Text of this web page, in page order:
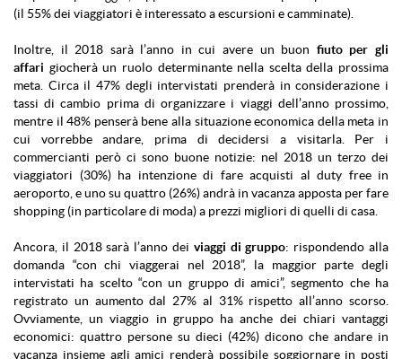
(il 55% dei viaggiatori è interessato a escursioni e camminate).
Inoltre, il 2018 sarà l’anno in cui avere un buon fiuto per gli
affari giocherà un ruolo determinante nella scelta della prossima
meta. Circa il 47% degli intervistati prenderà in considerazione i
tassi di cambio prima di organizzare i viaggi dell’anno prossimo,
mentre il 48% penserà bene alla situazione economica della meta in
cui vorrebbe andare, prima di decidersi a visitarla. Per i
commercianti però ci sono buone notizie: nel 2018 un terzo dei
viaggiatori (30%) ha intenzione di fare acquisti al duty free in
aeroporto, e uno su quattro (26%) andrà in vacanza apposta per fare
shopping (in particolare di moda) a prezzi migliori di quelli di casa.
Ancora, il 2018 sarà l’anno dei viaggi di gruppo: rispondendo alla
domanda “con chi viaggerai nel 2018”, la maggior parte degli
intervistati ha scelto “con un gruppo di amici”, segmento che ha
registrato un aumento dal 27% al 31% rispetto all’anno scorso.
Ovviamente, un viaggio in gruppo ha anche dei chiari vantaggi
economici: quattro persone su dieci (42%) dicono che andare in
vacanza insieme agli amici renderà possibile soggiornare in posti